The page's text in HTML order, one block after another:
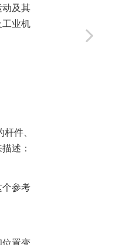
及其
业机
件、
述：
参考
置变